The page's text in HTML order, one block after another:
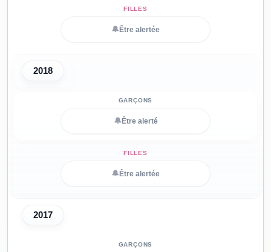
🔔 Être alertée
2018
🔔 Être alerté
🔔 Être alertée
2017